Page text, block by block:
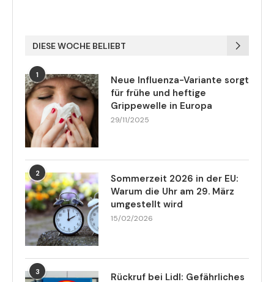
DIESE WOCHE BELIEBT
1
Neue Influenza-Variante sorgt
für frühe und heftige
Grippewelle in Europa
29/11/2025
2
Sommerzeit 2026 in der EU:
Warum die Uhr am 29. März
umgestellt wird
15/02/2026
3 Rückruf bei Lidl: Gefährliches